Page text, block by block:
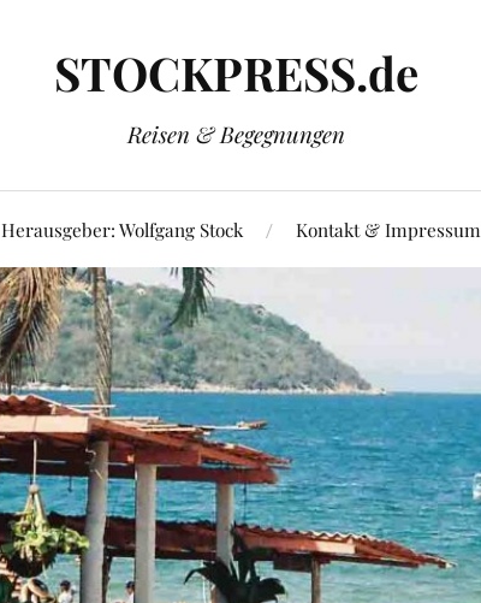
STOCKPRESS.de
Reisen & Begegnungen
Herausgeber: Wolfgang Stock Kontakt & Impressum